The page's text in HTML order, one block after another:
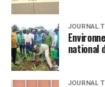
JOURNAL
national
JOURNAL